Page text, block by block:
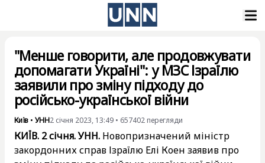
"Менше говорити, але продовжувати
допомагати Україні": у МЗС Ізраїлю
заявили про зміну підходу до
російсько-української війни
Київ • УНН2 січня 2023, 13:49 • 657402 перегляди
КИЇВ. 2 січня. УНН. Новопризначений міністр
закордонних справ Ізраїлю Елі Коен заявив про